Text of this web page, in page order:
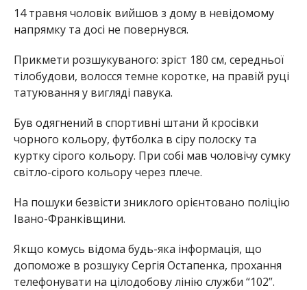
14 травня чоловік вийшов з дому в невідомому
напрямку та досі не повернувся.
Прикмети розшукуваного: зріст 180 см, середньої
тілобудови, волосся темне коротке, на правій руці
татуювання у вигляді павука.
Був одягнений в спортивні штани й кросівки
чорного кольору, футболка в сіру полоску та
куртку сірого кольору. При собі мав чоловічу сумку
світло-сірого кольору через плече.
На пошуки безвісти зниклого орієнтовано поліцію
Івано-Франківщини.
Якщо комусь відома будь-яка інформація, що
допоможе в розшуку Сергія Остапенка, прохання
телефонувати на цілодобову лінію служби “102”.